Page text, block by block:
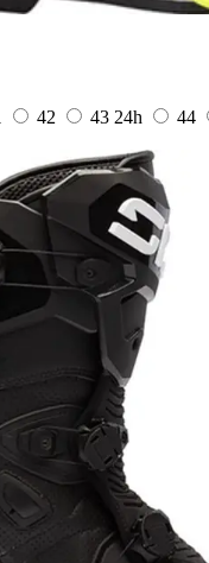
42 43 24h 44